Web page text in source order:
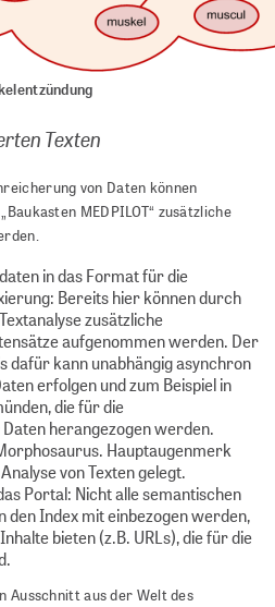
Texten
von Daten können
MEDPILOT“ zusätzliche
in das Format für die
Bereits hier können durch
zusätzliche
aufgenommen werden. Der
dafür kann unabhängig asynchron
erfolgen und zum Beispiel in
die für die
herangezogen werden.
Hauptaugenmerk
von Texten gelegt.
Portal: Nicht alle semantischen
den Index mit einbezogen werden,
bieten (z.B. URLs), die für die
Ausschnitt aus der Welt des